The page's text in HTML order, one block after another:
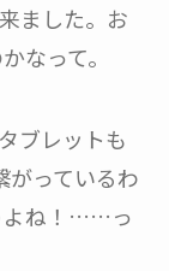
ました。お
なって。
ブレットも
がっているわ
よね！……っ